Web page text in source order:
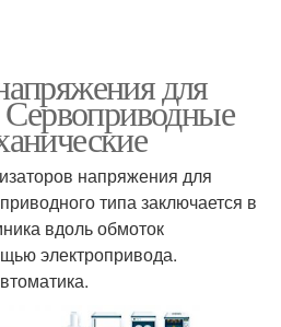
для
Сервоприводные
напряжения для
типа заключается в
вдоль обмоток
электропривода.